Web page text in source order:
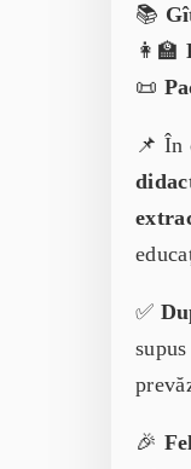
📚
👩‍🏫
📜
📌 În
✅
🎉